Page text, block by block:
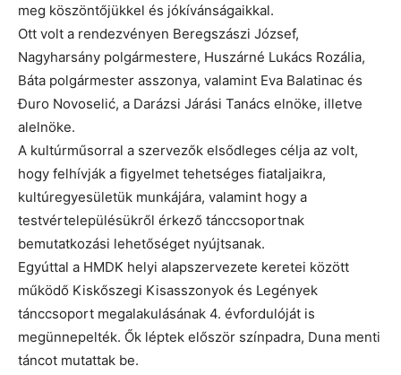
meg köszöntőjükkel és jókívánságaikkal.
Ott volt a rendezvényen Beregszászi József,
Nagyharsány polgármestere, Huszárné Lukács Rozália,
Báta polgármester asszonya, valamint Eva Balatinac és
Đuro Novoselić, a Darázsi Járási Tanács elnöke, illetve
alelnöke.
A kultúrműsorral a szervezők elsődleges célja az volt,
hogy felhívják a figyelmet tehetséges fiataljaikra,
kultúregyesületük munkájára, valamint hogy a
testvértelepülésükről érkező tánccsoportnak
bemutatkozási lehetőséget nyújtsanak.
Egyúttal a HMDK helyi alapszervezete keretei között
működő Kiskőszegi Kisasszonyok és Legények
tánccsoport megalakulásának 4. évfordulóját is
megünnepelték. Ők léptek először színpadra, Duna menti
táncot mutattak be.